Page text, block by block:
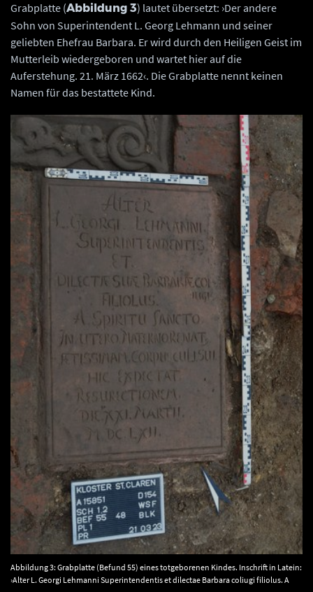
Grabplatte (Abbildung 3) lautet übersetzt: ›Der andere
Sohn von Superintendent L. Georg Lehmann und seiner
geliebten Ehefrau Barbara. Er wird durch den Heiligen Geist im
Mutterleib wiedergeboren und wartet hier auf die
Auferstehung. 21. März 1662‹. Die Grabplatte nennt keinen
Namen für das bestattete Kind.
Abbildung 3: Grabplatte (Befund 55) eines totgeborenen Kindes. Inschrift in Latein:
›Alter L. Georgi Lehmanni Superintendentis et dilectae Barbara coliugi filiolus. A